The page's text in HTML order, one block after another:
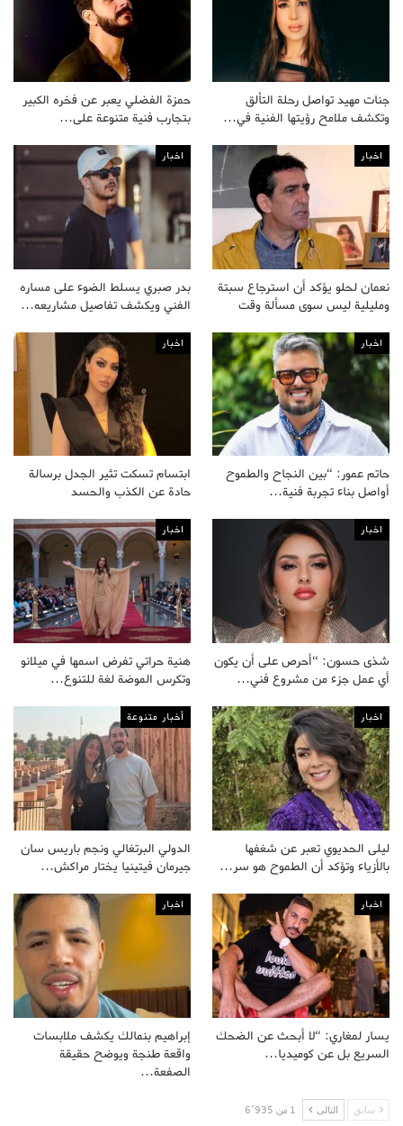
جنات مهيد تواصل رحلة التألق
وتكشف ملامح رؤيتها الفنية في…
حمزة الفضلي يعبر عن فخره الكبير
بتجارب فنية متنوعة على…
اخبار
نعمان لحلو يؤكد أن استرجاع سبتة
ومليلية ليس سوى مسألة وقت
اخبار
بدر صبري يسلط الضوء على مساره
الفني ويكشف تفاصيل مشاريعه…
اخبار
حاتم عمور: “بين النجاح والطموح
أواصل بناء تجربة فنية…
اخبار
ابتسام تسكت تثير الجدل برسالة
حادة عن الكذب والحسد
اخبار
شذى حسون: “أحرص على أن يكون
أي عمل جزء من مشروع فني…
اخبار
هنية حراتي تفرض اسمها في ميلانو
وتكرس الموضة لغة للتنوع…
اخبار
ليلى الحديوي تعبر عن شغفها
بالأزياء وتؤكد أن الطموح هو سر…
أخبار متنوعة
الدولي البرتغالي ونجم باريس سان
جيرمان فيتينيا يختار مراكش…
اخبار
يسار لمغاري: “لا أبحث عن الضحك
السريع بل عن كوميديا…
اخبار
إبراهيم بنمالك يكشف ملابسات
واقعة طنجة ويوضح حقيقة
الصفعة…
سابق التالى 1 من 6٬935